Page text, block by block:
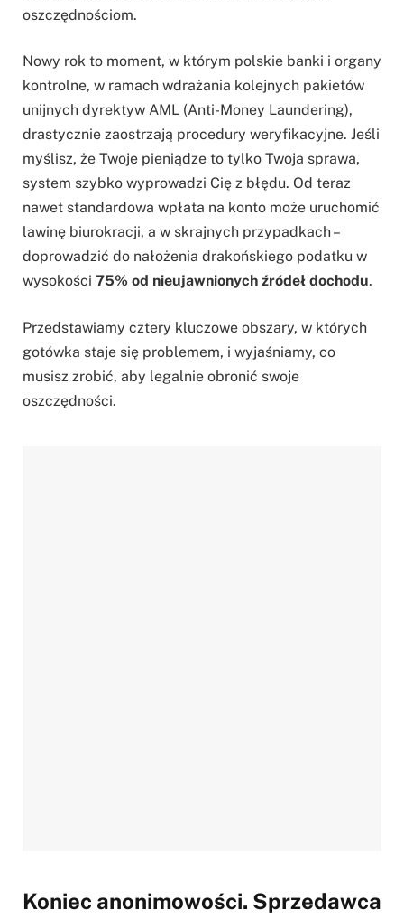
oszczędnościom.
Nowy rok to moment, w którym polskie banki i organy
kontrolne, w ramach wdrażania kolejnych pakietów
unijnych dyrektyw AML (Anti-Money Laundering),
drastycznie zaostrzają procedury weryfikacyjne. Jeśli
myślisz, że Twoje pieniądze to tylko Twoja sprawa,
system szybko wyprowadzi Cię z błędu. Od teraz
nawet standardowa wpłata na konto może uruchomić
lawinę biurokracji, a w skrajnych przypadkach –
doprowadzić do nałożenia drakońskiego podatku w
wysokości 75% od nieujawnionych źródeł dochodu.
Przedstawiamy cztery kluczowe obszary, w których
gotówka staje się problemem, i wyjaśniamy, co
musisz zrobić, aby legalnie obronić swoje
oszczędności.
Koniec anonimowości. Sprzedawca